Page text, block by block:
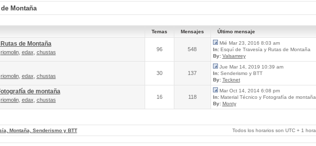
Montaña
Temas Mensajes Último mensaje
de Montaña
riomolin, edax chustas 96 548
Mié Mar 23, 2016 8:03 am
In:Esquí de Travesía y Rutas de Montaña
By: Valsamrey
riomolin, edax chustas 30 137
Jue Mar 14, 2019 10:39 am
In:Senderismo y BTT
By: Tecknet
de montaña
riomolin, edax chustas 16 118
Mar Oct 14, 2014 6:08 pm
In:Material Técnico y Fotografía de montaña
By: Monty
Montaña, Senderismo y BTT Todos los horarios son UTC + 1 hora